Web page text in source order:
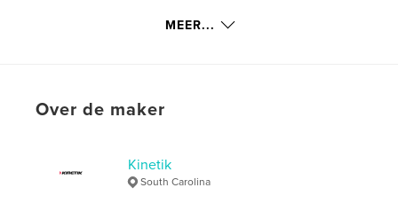
TaalEnglish
Car Shows
MEER...
Over de maker
Kinetik
South Carolina